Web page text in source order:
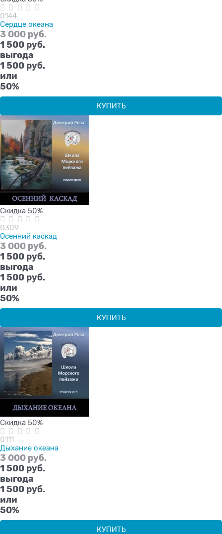
0144
Сердце океана
3 000 руб.
1 500 руб.
выгода
1 500 руб.
или
50%
КУПИТЬ
Скидка 50%
0309
Осенний каскад
3 000 руб.
1 500 руб.
выгода
1 500 руб.
или
50%
КУПИТЬ
Скидка 50%
0111
Дыхание океана
3 000 руб.
1 500 руб.
выгода
1 500 руб.
или
50%
КУПИТЬ